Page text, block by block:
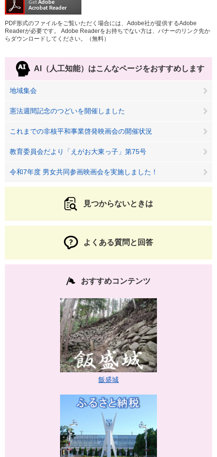
PDF形式のファイルをご覧いただく場合には、Adobe社が提供するAdobe
Readerが必要です。
Adobe Readerをお持ちでない方は、バナーのリンク先か
らダウンロードしてください。（無料）
AI（人工知能）はこんなページをおすすめします
地域集会
憲法週間記念のつどいを開催しました
これまでの非核平和事業啓発映画会の開催状況
教育委員会だより「えがお大東っ子」第75号
令和7年度 男女共同参画映画会を実施しました！
見つからないときは
よくある質問と回答
おすすめコンテンツ
飯盛城